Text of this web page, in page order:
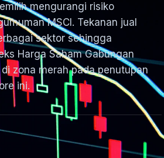
mengurangi risiko
MSCI. Tekanan jual
sektor sehingga
Harga Saham Gabungan
di zona merah pada penutupan
ini.